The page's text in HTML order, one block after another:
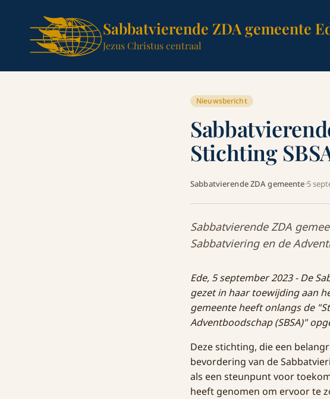
Sabbatvierende ZDA gemeente
Jezus Christus centraal
Nieuwsbericht
Stichting
Sabbatvierende ZDA gemeente·5
Sabbatvierende ZDA
Sabbatviering en de
Ede, 5 september 2023 - De
gezet in haar toewijding aan
gemeente heeft onlangs de
Adventboodschap (SBSA)"
Deze stichting, die een
bevordering van de
als een steunpunt voor
heeft genomen om ervoor te